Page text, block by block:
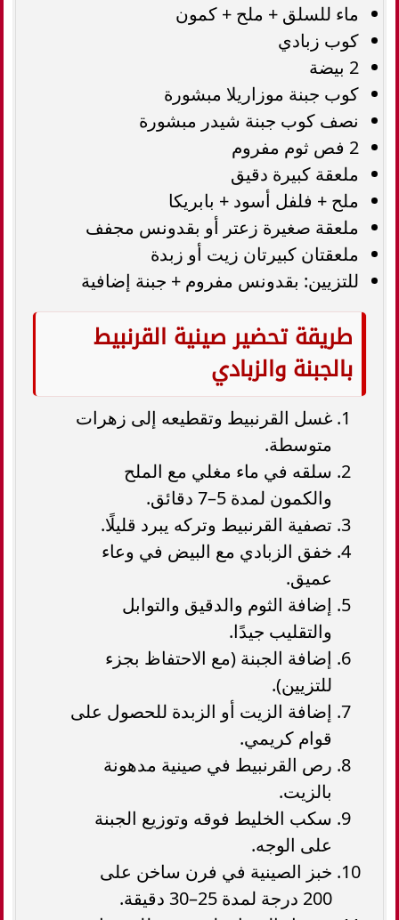
ماء للسلق + ملح + كمون
كوب زبادي
2 بيضة
كوب جبنة موزاريلا مبشورة
نصف كوب جبنة شيدر مبشورة
2 فص ثوم مفروم
ملعقة كبيرة دقيق
ملح + فلفل أسود + بابريكا
ملعقة صغيرة زعتر أو بقدونس مجفف
ملعقتان كبيرتان زيت أو زبدة
للتزيين: بقدونس مفروم + جبنة إضافية
طريقة تحضير صينية القرنبيط
بالجبنة والزبادي
غسل القرنبيط وتقطيعه إلى زهرات
متوسطة.
سلقه في ماء مغلي مع الملح
والكمون لمدة 5–7 دقائق.
تصفية القرنبيط وتركه يبرد قليلًا.
خفق الزبادي مع البيض في وعاء
عميق.
إضافة الثوم والدقيق والتوابل
والتقليب جيدًا.
إضافة الجبنة (مع الاحتفاظ بجزء
للتزيين).
إضافة الزيت أو الزبدة للحصول على
قوام كريمي.
رص القرنبيط في صينية مدهونة
بالزيت.
سكب الخليط فوقه وتوزيع الجبنة
على الوجه.
خبز الصينية في فرن ساخن على
200 درجة لمدة 25–30 دقيقة.